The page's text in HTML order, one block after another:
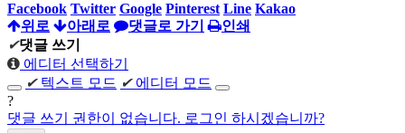
Facebook Twitter Google Pinterest Line Kakao
위로
아래로 댓글로 가기
인쇄
✔댓글 쓰기
에디터 선택하기
✔ 텍스트 모드 ✔ 에디터 모드
?
댓글 쓰기 권한이 없습니다. 로그인 하시겠습니까?